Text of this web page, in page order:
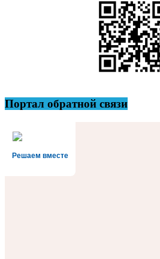
Портал обратной связи
Решаем вместе